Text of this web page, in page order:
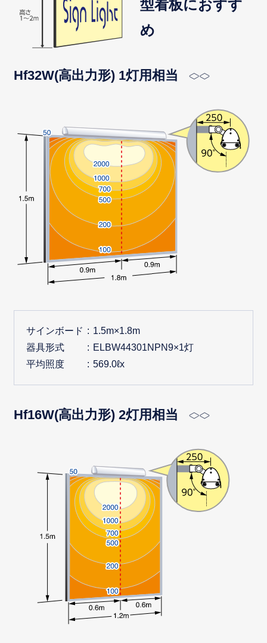
型看板におすす
め
Hf32W(高出力形) 1灯用相当
サインボード
1.5m×1.8m
器具形式
ELBW44301NPN9×1灯
平均照度
569.0ℓx
Hf16W(高出力形) 2灯用相当